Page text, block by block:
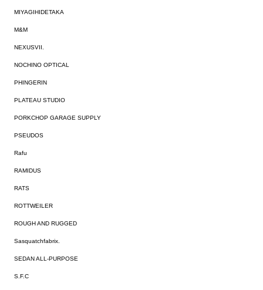
MIYAGIHIDETAKA
M&M
NEXUSVII.
NOCHINO OPTICAL
PHINGERIN
PLATEAU STUDIO
PORKCHOP GARAGE SUPPLY
PSEUDOS
Rafu
RAMIDUS
RATS
ROTTWEILER
ROUGH AND RUGGED
Sasquatchfabrix.
SEDAN ALL-PURPOSE
S.F.C